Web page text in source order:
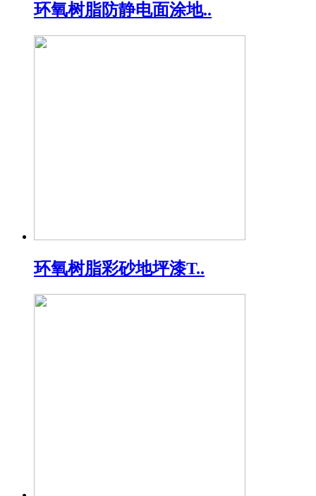
环氧树脂防静电面涂地..
环氧树脂彩砂地坪漆T..